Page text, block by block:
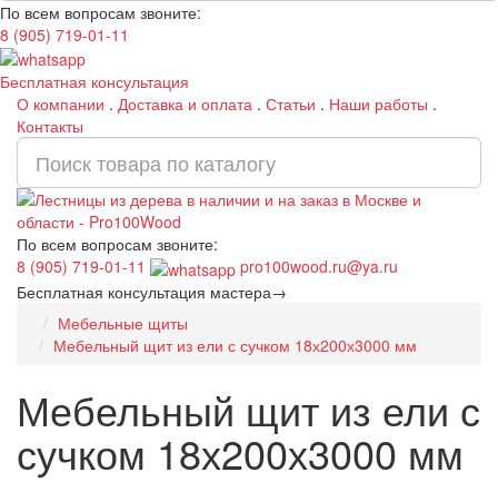
По всем вопросам звоните:
8 (905) 719-01-11
Бесплатная консультация
О компании . Доставка и оплата . Статьи . Наши работы .
Контакты
По всем вопросам звоните:
8 (905) 719-01-11
pro100wood.ru@ya.ru
Бесплатная консультация мастера→
Мебельные щиты
Мебельный щит из ели с сучком 18х200х3000 мм
Мебельный щит из ели с
сучком 18х200х3000 мм